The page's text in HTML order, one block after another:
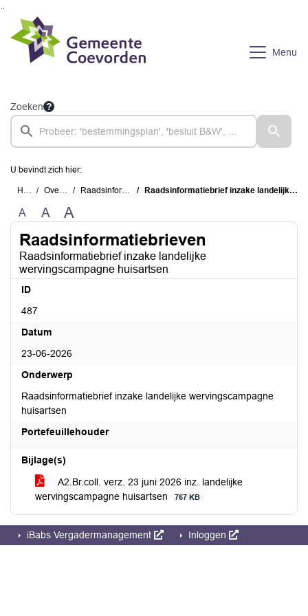
Ga naar de inhoud van deze pagina
Ga naar het zoeken
Ga naar het menu
Menu
Zoeken
U bevindt zich hier:
Home Overzichten Raadsinformatiebrieven Raadsinformatiebrief inzake landelijke wervingscampagne huisartsen
A A A
Raadsinformatiebrieven
Raadsinformatiebrief inzake landelijke
wervingscampagne huisartsen
ID
487
Datum
23-06-2026
Onderwerp
Raadsinformatiebrief inzake landelijke wervingscampagne
huisartsen
Portefeuillehouder
Bijlage(s)
A2.Br.coll. verz. 23 juni 2026 inz. landelijke
wervingscampagne huisartsen
767 KB
iBabs Vergadermanagement Inloggen